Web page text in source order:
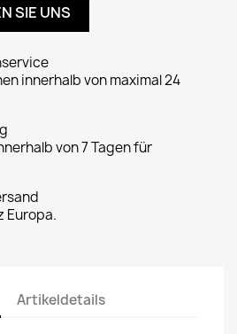
SIE UNS
innerhalb von maximal 24
von 7 Tagen für
Europa.
Artikeldetails